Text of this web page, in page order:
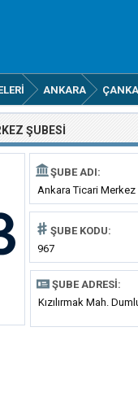
ANKARA
ŞUBESI
ŞUBE ADI:
Ankara Ticari Merkez
ŞUBE KODU:
967
ŞUBE ADRESI:
Kızılırmak Mah.